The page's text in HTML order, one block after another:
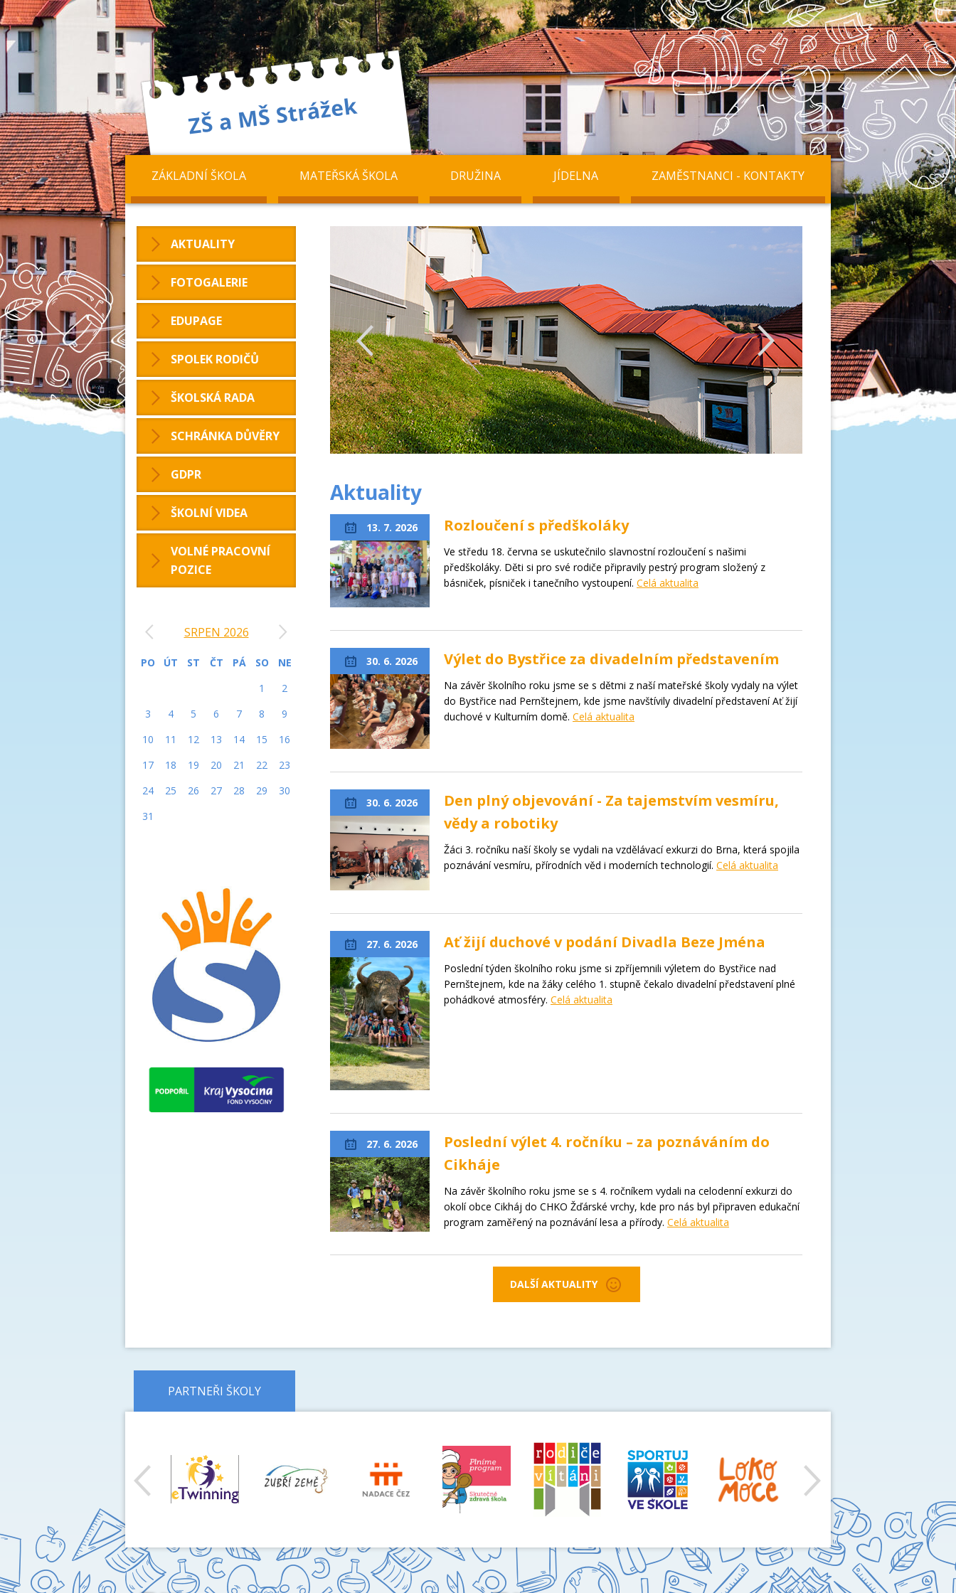
ZÁKLADNÍ ŠKOLA MATEŘSKÁ ŠKOLA DRUŽINA JÍDELNA ZAMĚSTNANCI - KONTAKTY
předchozí
Aktuality
13. 7. 2026 Rozloučení s předškoláky
Ve středu 18. června se uskutečnilo slavnostní rozloučení s našimi
předškoláky. Děti si pro své rodiče připravily pestrý program složený z
básniček, písniček i tanečního vystoupení. Celá aktualita
30. 6. 2026 Výlet do Bystřice za divadelním představením
Na závěr školního roku jsme se s dětmi z naší mateřské školy vydaly na výlet
do Bystřice nad Pernštejnem, kde jsme navštívily divadelní představení Ať žijí
duchové v Kulturním domě. Celá aktualita
30. 6. 2026
Den plný objevování - Za tajemstvím vesmíru,
vědy a robotiky
Žáci 3. ročníku naší školy se vydali na vzdělávací exkurzi do Brna, která spojila
poznávání vesmíru, přírodních věd i moderních technologií. Celá aktualita
27. 6. 2026 Ať žijí duchové v podání Divadla Beze Jména
Poslední týden školního roku jsme si zpříjemnili výletem do Bystřice nad
Pernštejnem, kde na žáky celého 1. stupně čekalo divadelní představení plné
pohádkové atmosféry. Celá aktualita
27. 6. 2026
Poslední výlet 4. ročníku – za poznáváním do
Cikháje
Na závěr školního roku jsme se s 4. ročníkem vydali na celodenní exkurzi do
okolí obce Cikháj do CHKO Žďárské vrchy, kde pro nás byl připraven edukační
program zaměřený na poznávání lesa a přírody. Celá aktualita
DALŠÍ AKTUALITY
AKTUALITY
FOTOGALERIE
EDUPAGE
SPOLEK RODIČŮ
ŠKOLSKÁ RADA
SCHRÁNKA DŮVĚRY
GDPR
ŠKOLNÍ VIDEA
VOLNÉ PRACOVNÍ
POZICE
SRPEN 2026
PO ÚT ST ČT PÁ SO
NE
1
2
3
4 5 6 7 8
9
10
11 12 13 14 15
16
17
18 19 20 21 22
23
24
25 26 27 28 29
30
31
PARTNEŘI ŠKOLY